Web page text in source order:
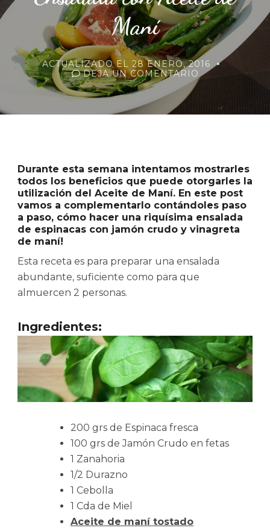
Maní
ACTUALIZADO EL28 ENERO, 2016
DEJA UN COMENTARIO EN
ENSALADA
Durante esta semana intentamos mostrarles
todos los beneficios que puede otorgarles la
utilización del Aceite de Maní. En este post
vamos a complementarlo contándoles paso
a paso, cómo hacer una riquísima ensalada
de espinacas con jamón crudo y vinagreta
de maní!
Esta receta es para preparar una ensalada
abundante, suficiente como para que
almuercen 2 personas.
Ingredientes:
200 grs de Espinaca fresca
100 grs de Jamón Crudo en fetas
1 Zanahoria
1/2 Durazno
1 Cebolla
1 Cda de Miel
Aceite de maní tostado